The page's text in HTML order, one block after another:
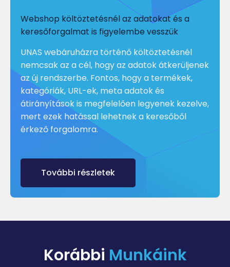
Webshop költöztetésnél az adatokat és a
keresőforgalmat is figyelembe vesszük
UNAS webáruházra történő költöztetésnél
nemcsak az a cél, hogy az adatok átkerüljenek
az új rendszerbe. Fontos, hogy a termékek,
kategóriák, URL-ek, meta adatok és
átirányítások is megfelelően legyenek kezelve,
mert ezek hatással lehetnek a keresőből
érkező forgalomra.
További részletek
Korábbi Munkáink